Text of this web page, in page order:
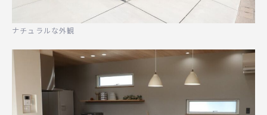
ナチュラルな外観